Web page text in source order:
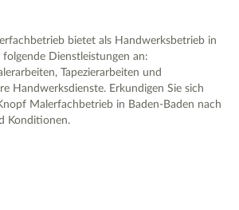
bietet als Handwerksbetrieb in
Dienstleistungen an:
Tapezierarbeiten und
Handwerksdienste. Erkundigen Sie sich
Malerfachbetrieb in Baden-Baden nach
Konditionen.